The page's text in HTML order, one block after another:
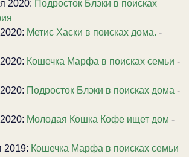
2020: Подросток Блэки в поисках
Метис Хаски в поисках дома. -
Кошечка Марфа в поисках семьи -
Подросток Блэки в поисках дома -
Молодая Кошка Кофе ищет дом -
2019: Кошечка Марфа в поисках семьи